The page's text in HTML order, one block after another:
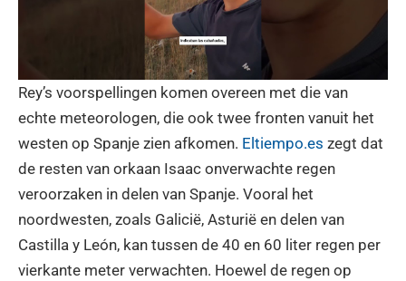
Rey’s voorspellingen komen overeen met die van
echte meteorologen, die ook twee fronten vanuit het
westen op Spanje zien afkomen. Eltiempo.es zegt dat
de resten van orkaan Isaac onverwachte regen
veroorzaken in delen van Spanje. Vooral het
noordwesten, zoals Galicië, Asturië en delen van
Castilla y León, kan tussen de 40 en 60 liter regen per
vierkante meter verwachten. Hoewel de regen op